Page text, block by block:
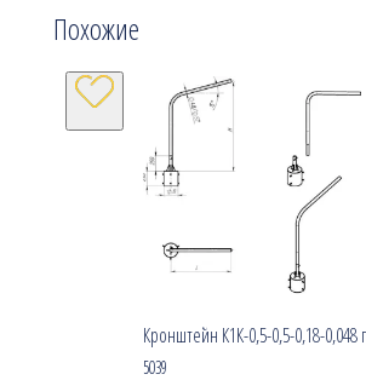
Похожие
Кронштейн К1К-0,5-0,5-0,18-0,048
5039